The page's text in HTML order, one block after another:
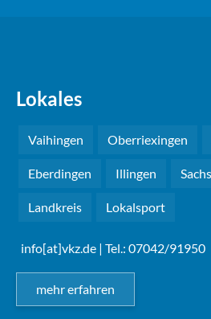
Lokales
Vaihingen Oberriexingen
Eberdingen Illingen
Landkreis Lokalsport
info[at]vkz.de | Tel.: 07042/91950
mehr erfahren